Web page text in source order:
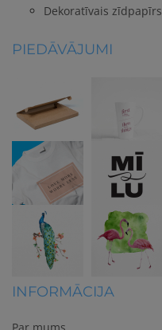
Dekoratīvais zīdpapīrs
PIEDĀVĀJUMI
INFORMĀCIJA